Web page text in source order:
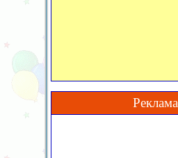
Реклама